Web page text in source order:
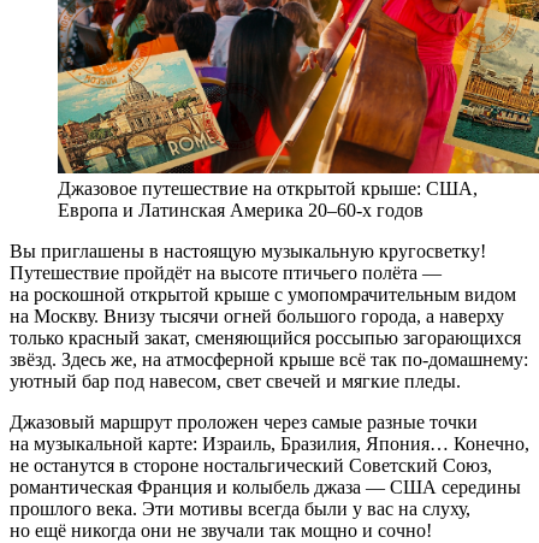
Джазовое путешествие на открытой крыше: США,
Европа и Латинская Америка 20–60-х годов
Вы приглашены в настоящую музыкальную кругосветку!
Путешествие пройдёт на высоте птичьего полёта —
на роскошной открытой крыше с умопомрачительным видом
на Москву. Внизу тысячи огней большого города, а наверху
только красный закат, сменяющийся россыпью загорающихся
звёзд. Здесь же, на атмосферной крыше всё так по-домашнему:
уютный бар под навесом, свет свечей и мягкие пледы.
Джазовый маршрут проложен через самые разные точки
на музыкальной карте: Израиль, Бразилия, Япония… Конечно,
не останутся в стороне ностальгический Советский Союз,
романтическая Франция и колыбель джаза — США середины
прошлого века. Эти мотивы всегда были у вас на слуху,
но ещё никогда они не звучали так мощно и сочно!